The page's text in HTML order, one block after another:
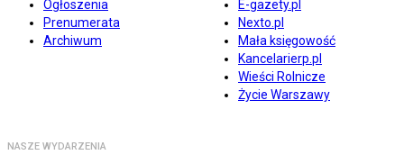
Ogłoszenia
Prenumerata
Archiwum
E-gazety.pl
Nexto.pl
Mała księgowość
Kancelarierp.pl
Wieści Rolnicze
Życie Warszawy
NASZE WYDARZENIA